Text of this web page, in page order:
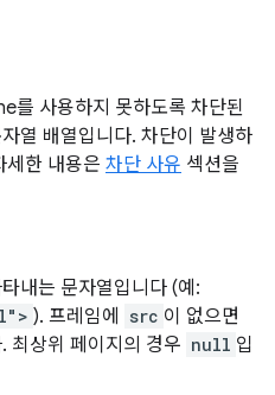
를 사용하지 못하도록 차단된
열 배열입니다. 차단이 발생하
세한 내용은 차단 사유 섹션을
내는 문자열입니다 (예:
). 프레임에 src 이 없으면
최상위 페이지의 경우 null 입